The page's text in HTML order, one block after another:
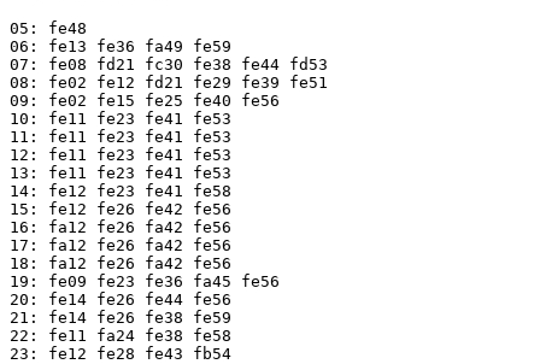
05: fe48
06: fe13 fe36 fa49 fe59
07: fe08 fd21 fc30 fe38 fe44 fd53
08: fe02 fe12 fd21 fe29 fe39 fe51
09: fe02 fe15 fe25 fe40 fe56
10: fe11 fe23 fe41 fe53
11: fe11 fe23 fe41 fe53
12: fe11 fe23 fe41 fe53
13: fe11 fe23 fe41 fe53
14: fe12 fe23 fe41 fe58
15: fe12 fe26 fe42 fe56
16: fa12 fe26 fa42 fe56
17: fa12 fe26 fa42 fe56
18: fa12 fe26 fa42 fe56
19: fe09 fe23 fe36 fa45 fe56
20: fe14 fe26 fe44 fe56
21: fe14 fe26 fe38 fe59
22: fe11 fa24 fe38 fe58
23: fe12 fe28 fe43 fb54